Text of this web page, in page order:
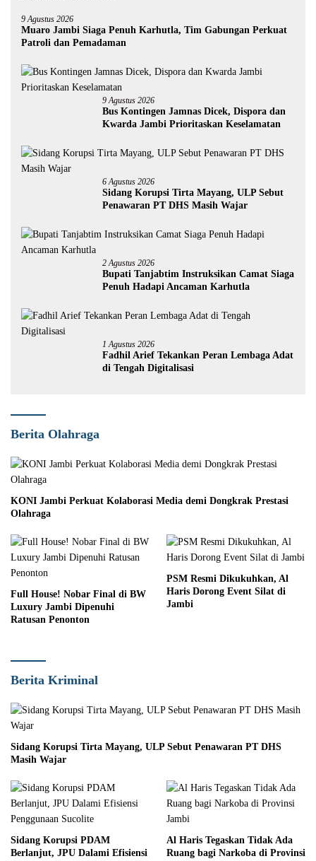
9 Agustus 2026
Muaro Jambi Siaga Penuh Karhutla, Tim Gabungan Perkuat
Patroli dan Pemadaman
9 Agustus 2026
Bus Kontingen Jamnas Dicek, Dispora dan
Kwarda Jambi Prioritaskan Keselamatan
6 Agustus 2026
Sidang Korupsi Tirta Mayang, ULP Sebut
Penawaran PT DHS Masih Wajar
2 Agustus 2026
Bupati Tanjabtim Instruksikan Camat Siaga
Penuh Hadapi Ancaman Karhutla
1 Agustus 2026
Fadhil Arief Tekankan Peran Lembaga Adat
di Tengah Digitalisasi
Berita Olahraga
KONI Jambi Perkuat Kolaborasi Media demi Dongkrak Prestasi
Olahraga
Full House! Nobar Final di BW
Luxury Jambi Dipenuhi
Ratusan Penonton
PSM Resmi Dikukuhkan, Al
Haris Dorong Event Silat di
Jambi
Berita Kriminal
Sidang Korupsi Tirta Mayang, ULP Sebut Penawaran PT DHS
Masih Wajar
Sidang Korupsi PDAM
Berlanjut, JPU Dalami Efisiensi
Al Haris Tegaskan Tidak Ada
Ruang bagi Narkoba di Provinsi